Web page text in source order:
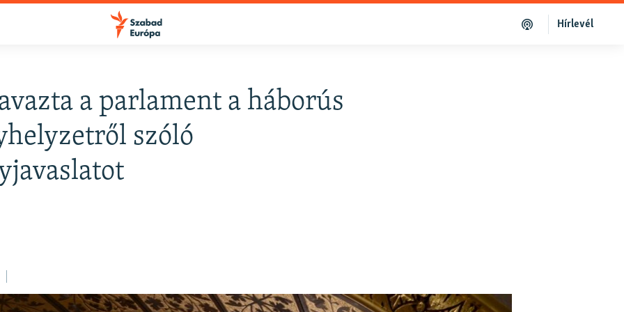
Hírlevél
a parlament a háborús
szóló
FELIRATKOZÁS
Apple Podcasts